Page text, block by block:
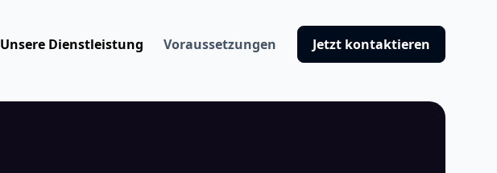
Unsere Dienstleistung Voraussetzungen Jetzt kontaktieren